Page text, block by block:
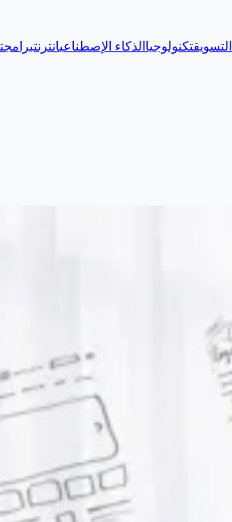
التسويقتكنولوجيا الذكاء الإصطناعيانترنتبرامج